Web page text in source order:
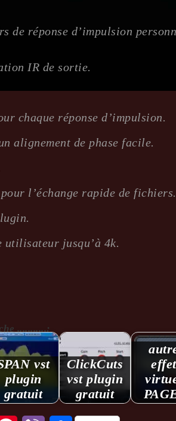
de réponse d’impulsion
IR de sortie.
chaque réponse d’impulsion.
alignement de phase facile.
l’échange rapide de fichiers.
utilisateur jusqu’à 4k.
...........:
vst
plugin
gratuit
ClickCuts
vst plugin
gratuit